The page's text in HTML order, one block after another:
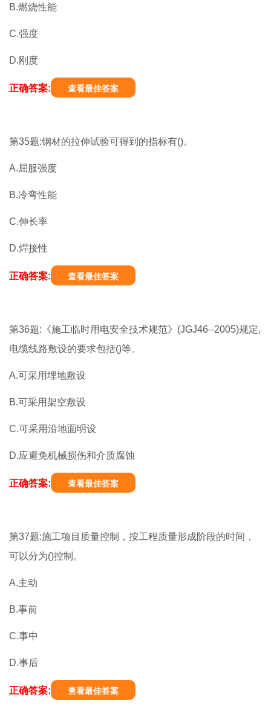
B.燃烧性能
C.强度
D.刚度
正确答案: 查看最佳答案
第35题:钢材的拉伸试验可得到的指标有()。
A.屈服强度
B.冷弯性能
C.伸长率
D.焊接性
正确答案: 查看最佳答案
第36题:《施工临时用电安全技术规范》(JGJ46--2005)规定,
电缆线路敷设的要求包括()等。
A.可采用埋地敷设
B.可采用架空敷设
C.可采用沿地面明设
D.应避免机械损伤和介质腐蚀
正确答案: 查看最佳答案
第37题:施工项目质量控制，按工程质量形成阶段的时间，
可以分为()控制。
A.主动
B.事前
C.事中
D.事后
正确答案: 查看最佳答案